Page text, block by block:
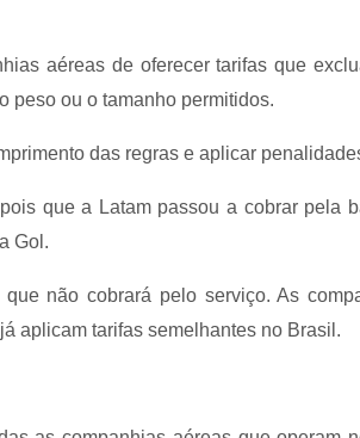
aéreas de oferecer tarifas que
peso ou o tamanho permitidos.
das regras e aplicar
que a Latam passou a cobrar pela
Gol.
não cobrará pelo serviço. As
aplicam tarifas semelhantes no Brasil.